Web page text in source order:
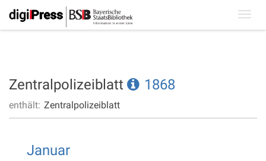
Zentralpolizeiblatt 1868
enthält: Zentralpolizeiblatt
Januar